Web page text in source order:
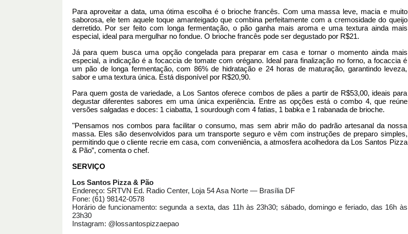
Para aproveitar a data, uma ótima escolha é o brioche francês. Com uma massa leve, macia e muito
saborosa, ele tem aquele toque amanteigado que combina perfeitamente com a cremosidade do queijo
derretido. Por ser feito com longa fermentação, o pão ganha mais aroma e uma textura ainda mais
especial, ideal para mergulhar no fondue. O brioche francês pode ser degustado por R$21.
Já para quem busca uma opção congelada para preparar em casa e tornar o momento ainda mais
especial, a indicação é a focaccia de tomate com orégano. Ideal para finalização no forno, a focaccia é
um pão de longa fermentação, com 86% de hidratação e 24 horas de maturação, garantindo leveza,
sabor e uma textura única. Está disponível por R$20,90.
Para quem gosta de variedade, a Los Santos oferece combos de pães a partir de R$53,00, ideais para
degustar diferentes sabores em uma única experiência. Entre as opções está o combo 4, que reúne
versões salgadas e doces: 1 ciabatta, 1 sourdough com 4 fatias, 1 babka e 1 rabanada de brioche.
"Pensamos nos combos para facilitar o consumo, mas sem abrir mão do padrão artesanal da nossa
massa. Eles são desenvolvidos para um transporte seguro e vêm com instruções de preparo simples,
permitindo que o cliente recrie em casa, com conveniência, a atmosfera acolhedora da Los Santos Pizza
& Pão”, comenta o chef.
SERVIÇO
Los Santos Pizza & Pão
Endereço: SRTVN Ed. Radio Center, Loja 54 Asa Norte — Brasília DF
Fone: (61) 98142-0578
Horário de funcionamento: segunda a sexta, das 11h às 23h30; sábado, domingo e feriado, das 16h às
23h30
Instagram: @lossantospizzaepao